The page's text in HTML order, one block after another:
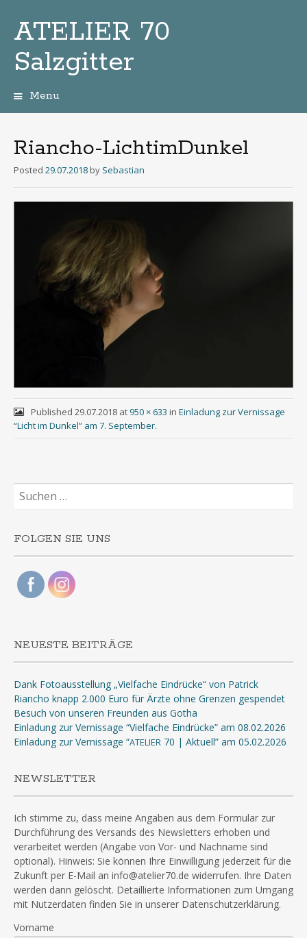
ATELIER 70
Salzgitter
Menu
Riancho-LichtimDunkel
Posted 29.07.2018 by Sebastian
Published 29.07.2018at950 × 633 in Einladung zur Vernissage
“Licht im Dunkel” am 7. September.
Suchen
nach:
FOLGEN SIE UNS
NEUESTE BEITRÄGE
Dank Fotoausstellung „Vielfache Eindrücke“ von Patrick
Riancho knapp 2.000 Euro für Ärzte ohne Grenzen gespendet
Besuch von unseren Freunden aus Gotha
Einladung zur Vernissage “Vielfache Eindrücke” am 08.02.2026
Einladung zur Vernissage “ATELIER 70 | Aktuell” am 05.02.2026
NEWSLETTER
Ich stimme zu, dass meine Angaben aus dem Formular zur
Durchführung des Versands des Newsletters erhoben und
verarbeitet werden (Angabe von Vor- und Nachname sind
optional). Hinweis: Sie können Ihre Einwilligung jederzeit für die
Zukunft per E-Mail an info@atelier70.de widerrufen. Ihre Daten
werden dann gelöscht. Detaillierte Informationen zum Umgang
mit Nutzerdaten finden Sie in unserer Datenschutzerklärung.
Vorname